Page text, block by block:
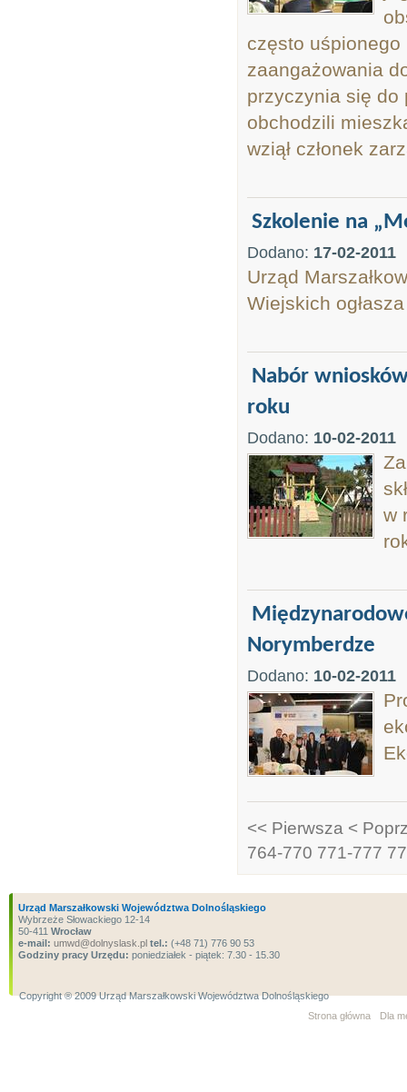
często uśpionego
zaangażowania
przyczynia się do
obchodzili
wziął członek
Szkolenie na
Dodano: 17-02-2011
Urząd
Wiejskich
Nabór
roku
Dodano: 10-02-2011
w
Norymberdze
Dodano: 10-02-2011
<< Pierwsza <
764-770 771-777
Urząd Marszałkowski Województwa Dolnośląskiego
Wybrzeże Słowackiego 12-14
50-411 Wrocław
e-mail: umwd@dolnyslask.pl tel.: (+48 71) 776 90 53
Godziny pracy Urzędu: poniedziałek - piątek: 7.30 - 15.30
Copyright ® 2009 Urząd Marszałkowski Województwa Dolnośląskiego
Strona główna
Dla